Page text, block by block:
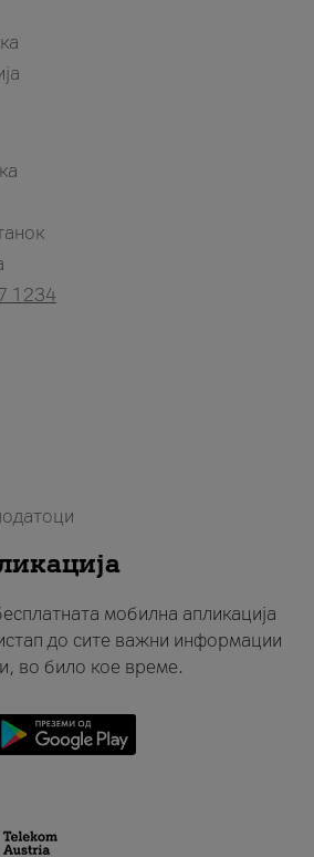
1234
мобилна апликација
до сите важни информации
во било кое време.